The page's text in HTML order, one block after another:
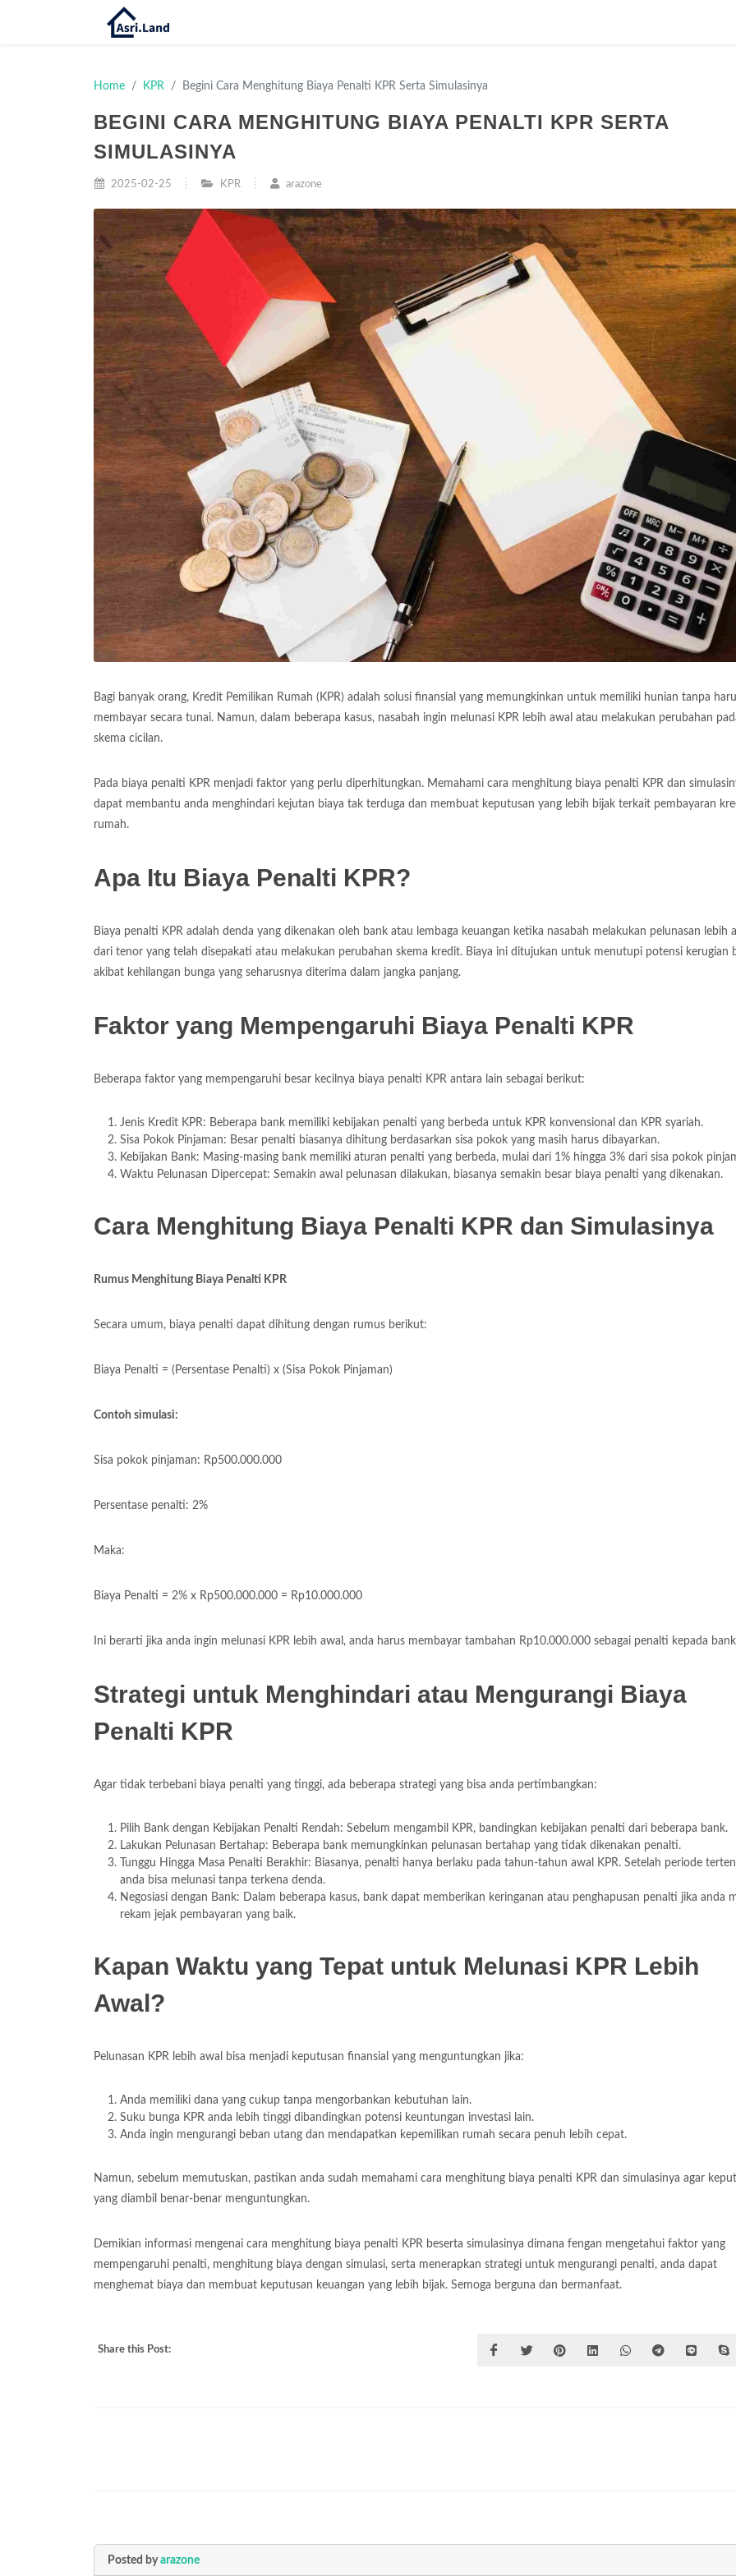
Home KPR Begini Cara Menghitung Biaya Penalti KPR Serta Simulasinya
BEGINI CARA MENGHITUNG BIAYA PENALTI KPR SERTA
SIMULASINYA
2025-02-25 KPR arazone
Bagi banyak orang, Kredit Pemilikan Rumah (KPR) adalah solusi finansial yang memungkinkan untuk memiliki hunian tanpa
membayar secara tunai. Namun, dalam beberapa kasus, nasabah ingin melunasi KPR lebih awal atau melakukan perubahan
skema cicilan.
Pada biaya penalti KPR menjadi faktor yang perlu diperhitungkan. Memahami cara menghitung biaya penalti KPR dan
dapat membantu anda menghindari kejutan biaya tak terduga dan membuat keputusan yang lebih bijak terkait pembayaran
rumah.
Apa Itu Biaya Penalti KPR?
Biaya penalti KPR adalah denda yang dikenakan oleh bank atau lembaga keuangan ketika nasabah melakukan pelunasan lebih
dari tenor yang telah disepakati atau melakukan perubahan skema kredit. Biaya ini ditujukan untuk menutupi potensi kerugian
akibat kehilangan bunga yang seharusnya diterima dalam jangka panjang.
Faktor yang Mempengaruhi Biaya Penalti KPR
Beberapa faktor yang mempengaruhi besar kecilnya biaya penalti KPR antara lain sebagai berikut:
Jenis Kredit KPR: Beberapa bank memiliki kebijakan penalti yang berbeda untuk KPR konvensional dan KPR syariah.
Sisa Pokok Pinjaman: Besar penalti biasanya dihitung berdasarkan sisa pokok yang masih harus dibayarkan.
Kebijakan Bank: Masing-masing bank memiliki aturan penalti yang berbeda, mulai dari 1% hingga 3% dari sisa pokok
Waktu Pelunasan Dipercepat: Semakin awal pelunasan dilakukan, biasanya semakin besar biaya penalti yang dikenakan.
Cara Menghitung Biaya Penalti KPR dan Simulasinya
Rumus Menghitung Biaya Penalti KPR
Secara umum, biaya penalti dapat dihitung dengan rumus berikut:
Biaya Penalti = (Persentase Penalti) x (Sisa Pokok Pinjaman)
Contoh simulasi:
Sisa pokok pinjaman: Rp500.000.000
Persentase penalti: 2%
Maka:
Biaya Penalti = 2% x Rp500.000.000 = Rp10.000.000
Ini berarti jika anda ingin melunasi KPR lebih awal, anda harus membayar tambahan Rp10.000.000 sebagai penalti kepada
Strategi untuk Menghindari atau Mengurangi Biaya
Penalti KPR
Agar tidak terbebani biaya penalti yang tinggi, ada beberapa strategi yang bisa anda pertimbangkan:
Pilih Bank dengan Kebijakan Penalti Rendah: Sebelum mengambil KPR, bandingkan kebijakan penalti dari beberapa bank.
Lakukan Pelunasan Bertahap: Beberapa bank memungkinkan pelunasan bertahap yang tidak dikenakan penalti.
Tunggu Hingga Masa Penalti Berakhir: Biasanya, penalti hanya berlaku pada tahun-tahun awal KPR. Setelah periode
anda bisa melunasi tanpa terkena denda.
Negosiasi dengan Bank: Dalam beberapa kasus, bank dapat memberikan keringanan atau penghapusan penalti jika anda
rekam jejak pembayaran yang baik.
Kapan Waktu yang Tepat untuk Melunasi KPR Lebih
Awal?
Pelunasan KPR lebih awal bisa menjadi keputusan finansial yang menguntungkan jika:
Anda memiliki dana yang cukup tanpa mengorbankan kebutuhan lain.
Suku bunga KPR anda lebih tinggi dibandingkan potensi keuntungan investasi lain.
Anda ingin mengurangi beban utang dan mendapatkan kepemilikan rumah secara penuh lebih cepat.
Namun, sebelum memutuskan, pastikan anda sudah memahami cara menghitung biaya penalti KPR dan simulasinya agar
yang diambil benar-benar menguntungkan.
Demikian informasi mengenai cara menghitung biaya penalti KPR beserta simulasinya dimana fengan mengetahui faktor yang
mempengaruhi penalti, menghitung biaya dengan simulasi, serta menerapkan strategi untuk mengurangi penalti, anda dapat
menghemat biaya dan membuat keputusan keuangan yang lebih bijak. Semoga berguna dan bermanfaat.
Share this Post:
Posted byarazone